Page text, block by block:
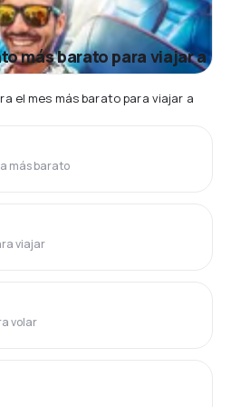
más barato para viajar a
el mes más barato para viajar a
más barato
viajar
volar